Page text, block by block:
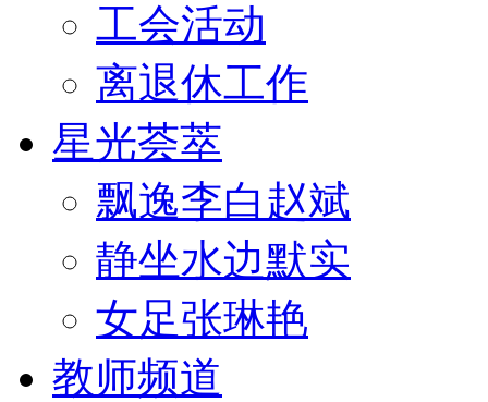
工会活动
离退休工作
星光荟萃
飘逸李白赵斌
静坐水边默实
女足张琳艳
教师频道